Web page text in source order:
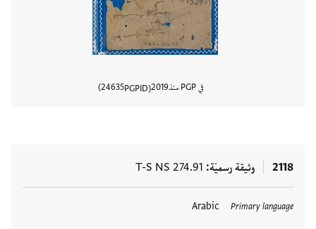
في PGP منذ 2019
PGPID
24635
2118 وثيقة رسميّة T-S NS 274.91
Primary language
Arabic